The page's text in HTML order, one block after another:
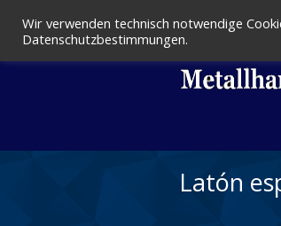
Latón
Wir verwenden technisch notwendige
Datenschutzbestimmungen.